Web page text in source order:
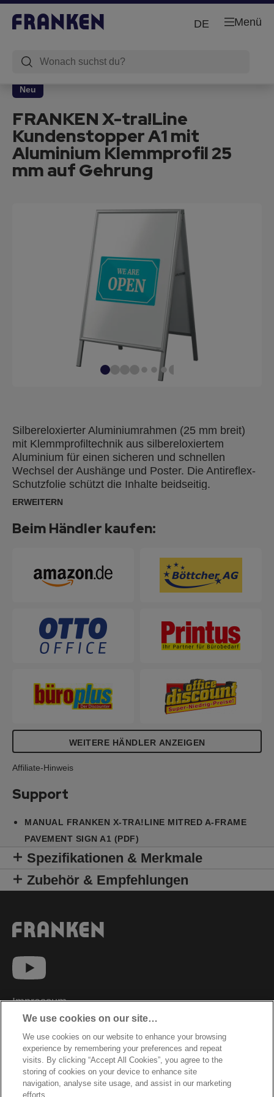
Menü
DE
Neu
FRANKEN X-tra!Line
Kundenstopper A1 mit
Aluminium Klemmprofil 25
mm auf Gehrung
Silbereloxierter Aluminiumrahmen (25 mm breit)
mit Klemmprofiltechnik aus silbereloxiertem
Aluminium für einen sicheren und schnellen
Wechsel der Aushänge und Poster. Die Antireflex-
Schutzfolie schützt die Inhalte beidseitig.
Spritzwassergeschützt für die Verwendung auch im
Größe: A1
ERWEITERN
Beim Händler kaufen:
WEITERE HÄNDLER ANZEIGEN
Affiliate-Hinweis
Support
MANUAL FRANKEN X-TRA!LINE MITRED A-FRAME
PAVEMENT SIGN A1 (PDF)
Spezifikationen & Merkmale
Zubehör & Empfehlungen
Impressum
Datenschutzhinweise
Datenzugriffsberechtigung
Sicherheitsdatenblätter
Cookie Richtlinie
We use cookies on our site…
We use cookies on our website to enhance your browsing
experience by remembering your preferences and repeat
visits. By clicking “Accept All Cookies”, you agree to the
storing of cookies on your device to enhance site
navigation, analyse site usage, and assist in our marketing
efforts.